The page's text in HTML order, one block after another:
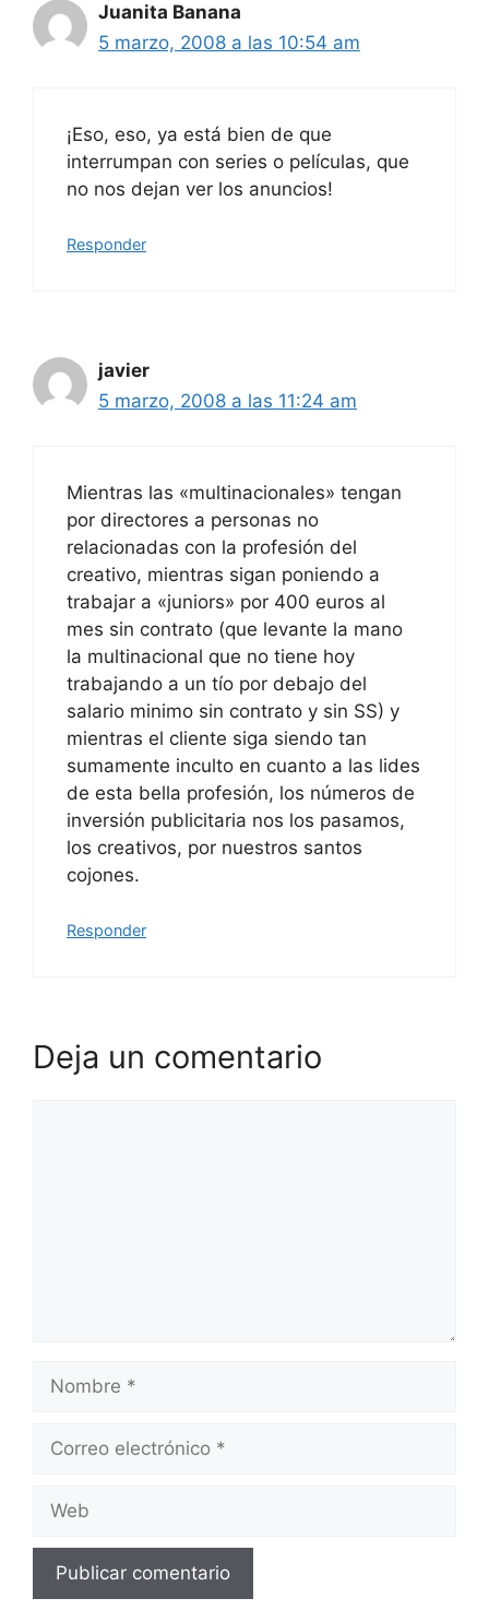
Juanita Banana
5 marzo, 2008 a las 10:54 am
¡Eso, eso, ya está bien de que
interrumpan con series o películas, que
no nos dejan ver los anuncios!
Responder
javier
5 marzo, 2008 a las 11:24 am
Mientras las «multinacionales» tengan
por directores a personas no
relacionadas con la profesión del
creativo, mientras sigan poniendo a
trabajar a «juniors» por 400 euros al
mes sin contrato (que levante la mano
la multinacional que no tiene hoy
trabajando a un tío por debajo del
salario minimo sin contrato y sin SS) y
mientras el cliente siga siendo tan
sumamente inculto en cuanto a las lides
de esta bella profesión, los números de
inversión publicitaria nos los pasamos,
los creativos, por nuestros santos
cojones.
Responder
Deja un comentario
electrónico